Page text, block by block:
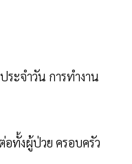
ะจำวัน การทำงาน
อทั้งผู้ป่วย ครอบครัว